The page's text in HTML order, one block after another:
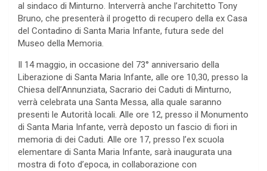
al sindaco di Minturno. Interverrà anche l’architetto Tony
Bruno, che presenterà il progetto di recupero della ex Casa
del Contadino di Santa Maria Infante, futura sede del
Museo della Memoria.
Il 14 maggio, in occasione del 73° anniversario della
Liberazione di Santa Maria Infante, alle ore 10,30, presso la
Chiesa dell’Annunziata, Sacrario dei Caduti di Minturno,
verrà celebrata una Santa Messa, alla quale saranno
presenti le Autorità locali. Alle ore 12, presso il Monumento
di Santa Maria Infante, verrà deposto un fascio di fiori in
memoria di dei Caduti. Alle ore 17, presso l’ex scuola
elementare di Santa Maria Infante, sarà inaugurata una
mostra di foto d’epoca, in collaborazione con